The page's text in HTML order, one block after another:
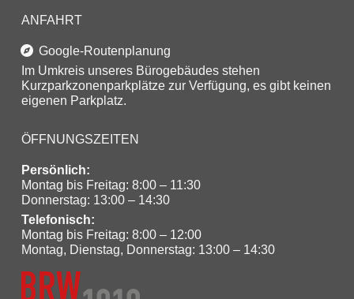
ANFAHRT
Google-Routenplanung
Im Umkreis unseres Bürogebäudes stehen
Kurzparkzonenparkplätze zur Verfügung, es gibt keinen
eigenen Parkplatz.
ÖFFNUNGSZEITEN
Persönlich:
Montag bis Freitag: 8:00 – 11:30
Donnerstag: 13:00 – 14:30
Telefonisch:
Montag bis Freitag: 8:00 – 12:00
Montag, Dienstag, Donnerstag: 13:00 – 14:30